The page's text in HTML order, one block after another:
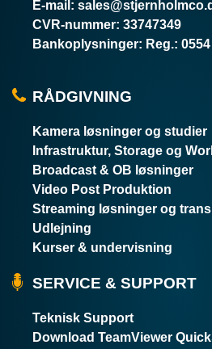
E-mail :
CVR-nummer: 33747349
Bankoplysninger: Reg.:
RÅDGIVNING
Kamera løsninger og studier
Infrastruktur, Storage og
Broadcast & OB løsninger
Video Post Produktion
Streaming løsninger og
Udlejning
Kurser & undervisning
SERVICE & SUPPORT
Teknisk Support
Download TeamViewer